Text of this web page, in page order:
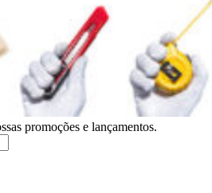
promoções e lançamentos.